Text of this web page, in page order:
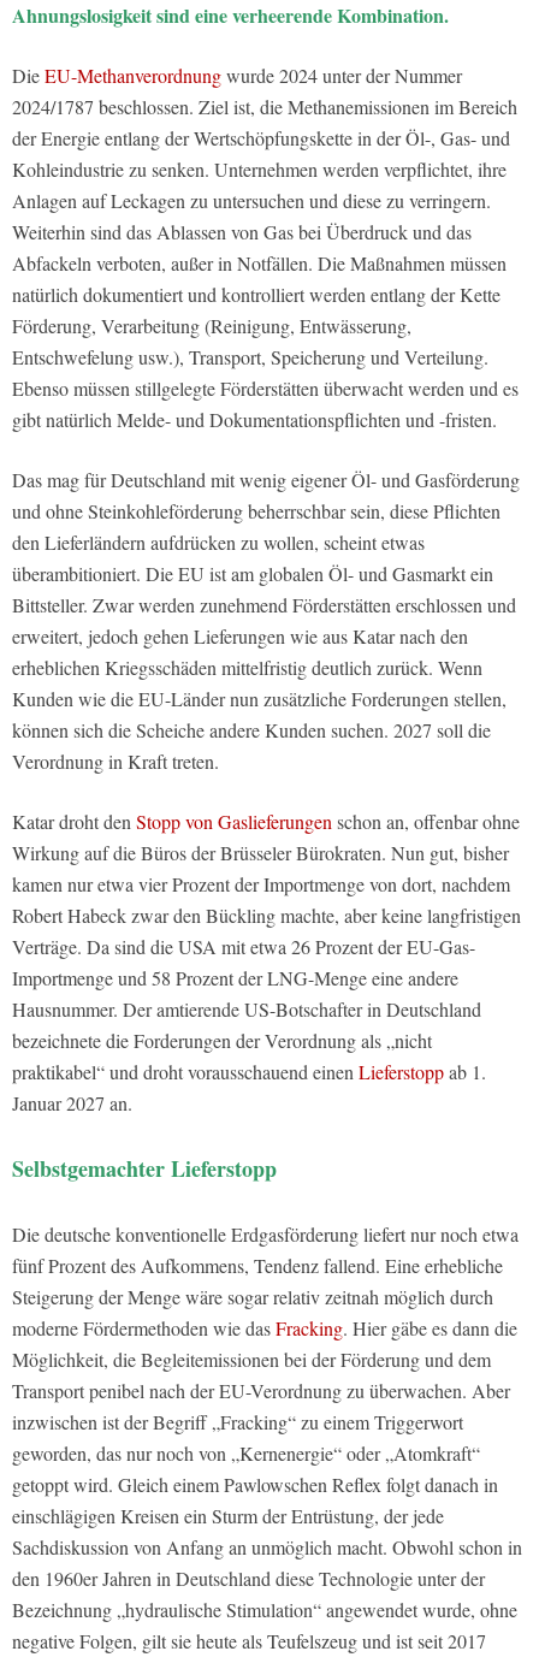
Ahnungslosigkeit sind eine verheerende Kombination.
DieEU-Methanverordnungwurde 2024 unter der Nummer
2024/1787 beschlossen. Ziel ist, die Methanemissionen im Bereich
der Energie entlang der Wertschöpfungskette in der Öl-, Gas- und
Kohleindustrie zu senken. Unternehmen werden verpflichtet, ihre
Anlagen auf Leckagen zu untersuchen und diese zu verringern.
Weiterhin sind das Ablassen von Gas bei Überdruck und das
Abfackeln verboten, außer in Notfällen. Die Maßnahmen müssen
natürlich dokumentiert und kontrolliert werden entlang der Kette
Förderung, Verarbeitung (Reinigung, Entwässerung,
Entschwefelung usw.), Transport, Speicherung und Verteilung.
Ebenso müssen stillgelegte Förderstätten überwacht werden und es
gibt natürlich Melde- und Dokumentationspflichten und -fristen.
Das mag für Deutschland mit wenig eigener Öl- und Gasförderung
und ohne Steinkohleförderung beherrschbar sein, diese Pflichten
den Lieferländern aufdrücken zu wollen, scheint etwas
überambitioniert. Die EU ist am globalen Öl- und Gasmarkt ein
Bittsteller. Zwar werden zunehmend Förderstätten erschlossen und
erweitert, jedoch gehen Lieferungen wie aus Katar nach den
erheblichen Kriegsschäden mittelfristig deutlich zurück. Wenn
Kunden wie die EU-Länder nun zusätzliche Forderungen stellen,
können sich die Scheiche andere Kunden suchen. 2027 soll die
Verordnung in Kraft treten.
Katar droht den Stopp von Gaslieferungen schon an, offenbar ohne
Wirkung auf die Büros der Brüsseler Bürokraten. Nun gut, bisher
kamen nur etwa vier Prozent der Importmenge von dort, nachdem
Robert Habeck zwar den Bückling machte, aber keine langfristigen
Verträge. Da sind die USA mit etwa 26 Prozent der EU-Gas-
Importmenge und 58 Prozent der LNG-Menge eine andere
Hausnummer. Der amtierende US-Botschafter in Deutschland
bezeichnete die Forderungen der Verordnung als „nicht
praktikabel“ und droht vorausschauend einen Lieferstoppab 1.
Januar 2027 an.
Selbstgemachter Lieferstopp
Die deutsche konventionelle Erdgasförderung liefert nur noch etwa
fünf Prozent des Aufkommens, Tendenz fallend. Eine erhebliche
Steigerung der Menge wäre sogar relativ zeitnah möglich durch
moderne Fördermethoden wie dasFracking. Hier gäbe es dann die
Möglichkeit, die Begleitemissionen bei der Förderung und dem
Transport penibel nach der EU-Verordnung zu überwachen. Aber
inzwischen ist der Begriff „Fracking“ zu einem Triggerwort
geworden, das nur noch von „Kernenergie“ oder „Atomkraft“
getoppt wird. Gleich einem Pawlowschen Reflex folgt danach in
einschlägigen Kreisen ein Sturm der Entrüstung, der jede
Sachdiskussion von Anfang an unmöglich macht. Obwohl schon in
den 1960er Jahren in Deutschland diese Technologie unter der
Bezeichnung „hydraulische Stimulation“ angewendet wurde, ohne
negative Folgen, gilt sie heute als Teufelszeug und ist seit 2017